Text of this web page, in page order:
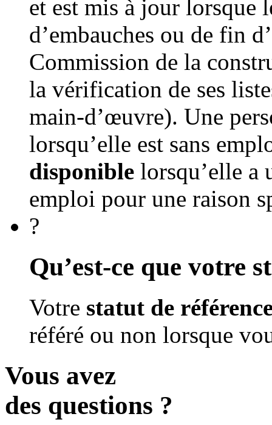
et est mis à jour lorsque
d’embauches ou de fin
Commission de la
la vérification de ses
main-d’œuvre). Une
lorsqu’elle est sans
disponible lorsqu’elle a
emploi pour une raison
?
Qu’est-ce que votre
Votre statut de
référé ou non lorsque
Vous avez
des questions ?